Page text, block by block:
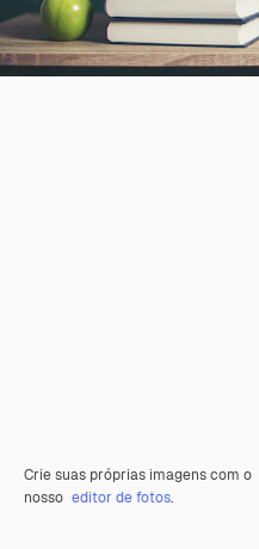
Crie suas próprias imagens com o
nosso editor de fotos.